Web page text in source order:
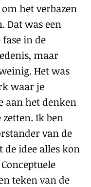
het verbazen
Dat was een
in de
maar
Het was
waar je
aan het denken
zetten. Ik ben
van de
de idee alles kon
teken van de